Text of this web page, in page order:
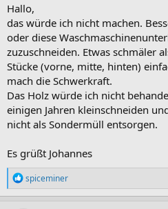
Hallo,
das würde ich nicht machen.
oder diese
zuzuschneiden. Etwas schmäler
Stücke (vorne, mitte, hinten)
mach die Schwerkraft.
Das Holz würde ich nicht
einigen Jahren kleinschneiden
nicht als Sondermüll entsorgen.
Es grüßt Johannes
R
e
a
spiceminer